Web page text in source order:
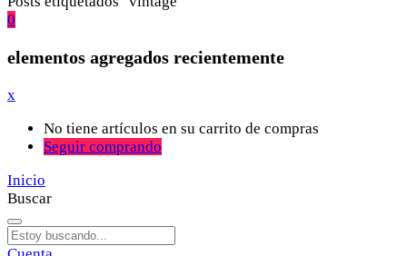
0
elementos agregados recientemente
x
No tiene artículos en su carrito de compras
Seguir comprando
Inicio
Buscar